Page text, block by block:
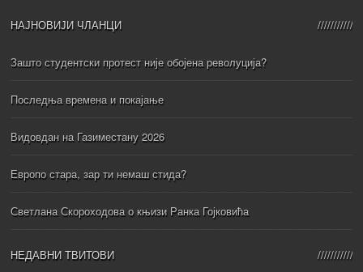
НАЈНОВИЈИ ЧЛАНЦИ
Зашто студентски протест није обојена револуција?
Последња времена и покајање
Видовдан на Газиместану 2026
Европо стара, зар ти немаш стида?
Светлана Скороходова о књизи Ранка Гојковића
НЕДАВНИ ТВИТОВИ